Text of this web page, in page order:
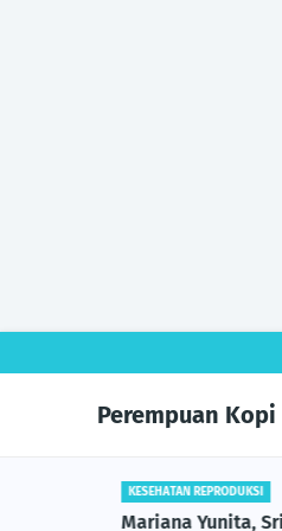
Perempuan Kopi
KESEHATAN REPRODUKSI
Mariana Yunita,